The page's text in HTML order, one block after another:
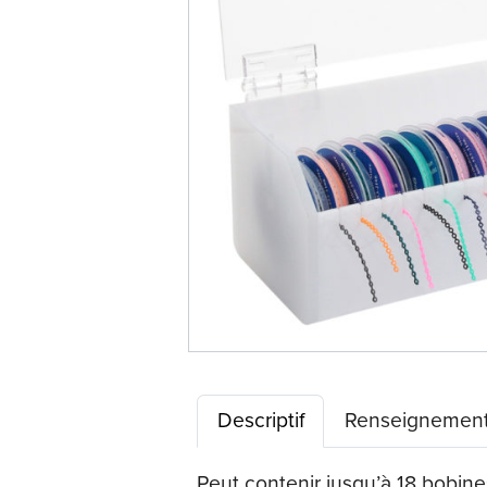
Descriptif